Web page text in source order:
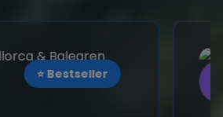
⭐ Bestseller